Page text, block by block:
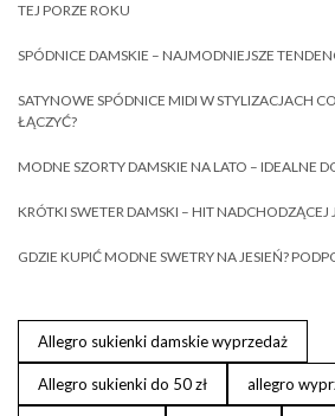
TEJ PORZE ROKU
SPÓDNICE DAMSKIE – NAJMODNIEJSZE
SATYNOWE SPÓDNICE MIDI W STYLIZACJACH
ŁĄCZYĆ?
MODNE SZORTY DAMSKIE NA LATO – IDEALNE
KRÓTKI SWETER DAMSKI – HIT NADCHODZĄCEJ
GDZIE KUPIĆ MODNE SWETRY NA JESIEŃ?
Allegro sukienki damskie wyprzedaż
Allegro sukienki do 50 zł allegro